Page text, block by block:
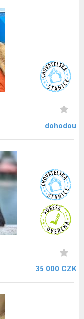
dohodou
35 000 CZK